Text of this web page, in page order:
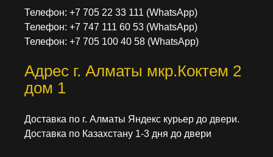
Телефон: +7 705 22 33 111 (WhatsApp)
Телефон: +7 747 111 60 53 (WhatsApp)
Телефон: +7 705 100 40 58 (WhatsApp)
Адрес г. Алматы мкр.Коктем 2
дом 1
Доставка по г. Алматы Яндекс курьер до двери.
Доставка по Казахстану 1-3 дня до двери